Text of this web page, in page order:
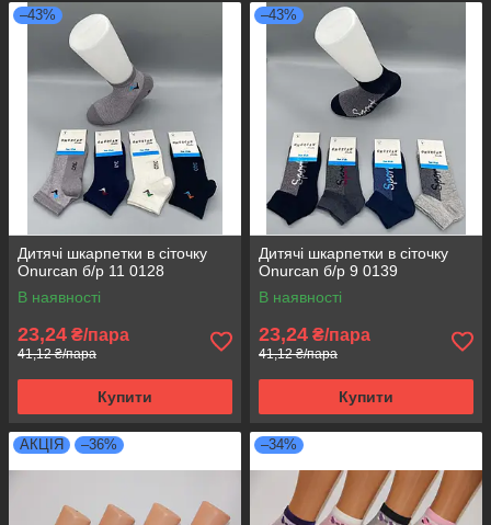
–43%
Дитячі шкарпетки в сіточку
Onurcan б/р 11 0128
В наявності
23,24 ₴/пара
41,12 ₴/пара
Купити
–43%
Дитячі шкарпетки в сіточку
Onurcan б/р 9 0139
В наявності
23,24 ₴/пара
41,12 ₴/пара
Купити
АКЦІЯ –36% –34%